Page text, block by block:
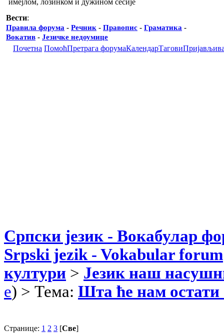
имејлом, лозинком и дужином сесије
Вести:
Правила форума - Речник - Правопис - Граматика -
Вокатив - Језичке недоумице
Почетна ПомоћПретрага форумаКалендарТагови
Српски језик - Вокабулар
Srpski jezik - Vokabular forum
култури > Језик наш
e) > Тема: Шта ће нам остати
Странице: 1 2 3 [Све]